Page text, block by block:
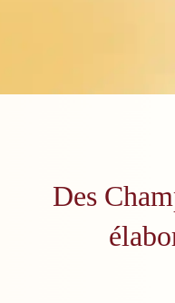
Des